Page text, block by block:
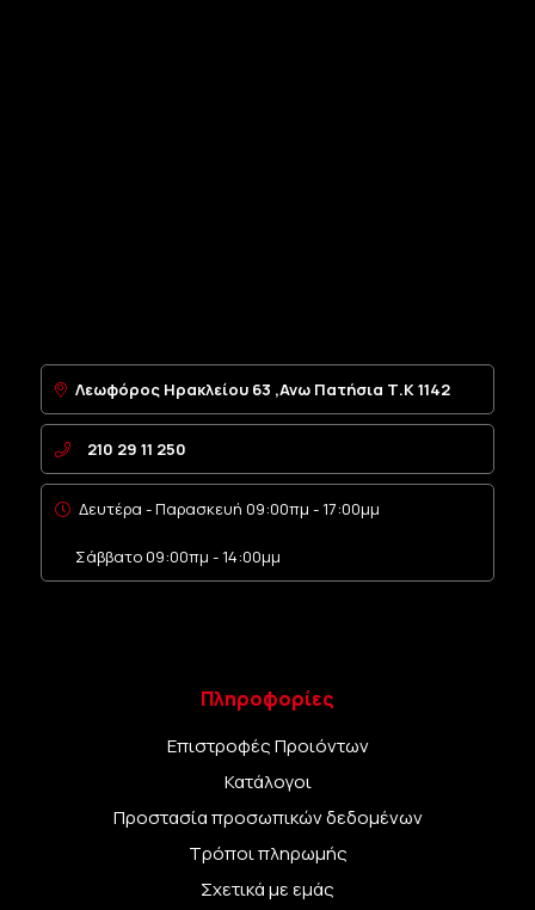
Λεωφόρος Ηρακλείου 63 ,Ανω Πατήσια Τ.Κ 1142
210 29 11 250
Δευτέρα - Παρασκευή 09:00πμ - 17:00μμ
Σάββατο 09:00πμ - 14:00μμ
Πληροφορίες
Επιστροφές Προιόντων
Κατάλογοι
Προστασία προσωπικών δεδομένων
Τρόποι πληρωμής
Σχετικά με εμάς